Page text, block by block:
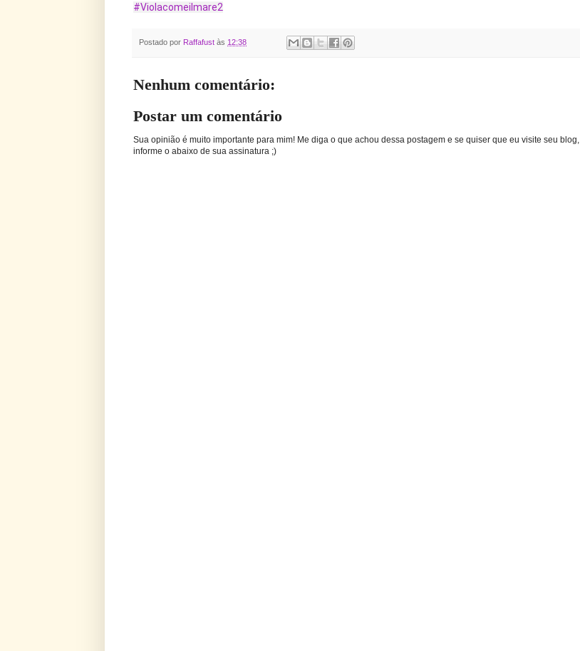
#Violacomeilmare2
Postado por Raffafust às 12:38
Nenhum comentário:
Postar um comentário
Sua opinião é muito importante para mim! Me diga o que achou dessa postagem e se quiser que eu visite seu blog,
informe o abaixo de sua assinatura ;)